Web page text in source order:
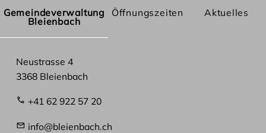
Gemeindeverwaltung
Bleienbach
Öffnungszeiten Aktuelles
Neustrasse 4
3368 Bleienbach
+41 62 922 57 20
info@bleienbach.ch